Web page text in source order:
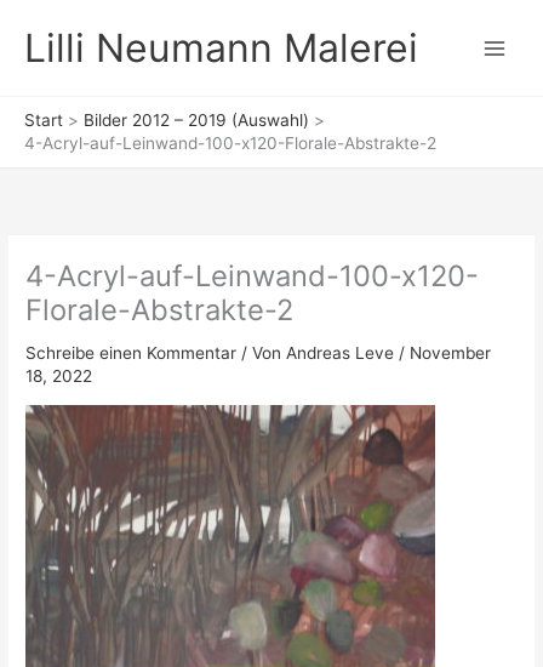
Inhalt
springen
Lilli Neumann Malerei
Start
Bilder 2012 – 2019 (Auswahl)
4-Acryl-auf-Leinwand-100-x120-Florale-Abstrakte-2
4-Acryl-auf-Leinwand-100-x120-
Florale-Abstrakte-2
Schreibe einen Kommentar / VonAndreas Leve / November
18, 2022